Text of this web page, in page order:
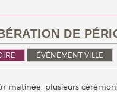
DE
ÉVÉNEMENT VILLE
matinée, plusieurs